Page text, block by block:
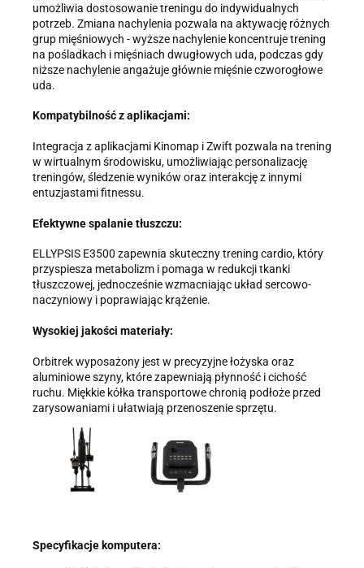
umożliwia dostosowanie treningu do indywidualnych
potrzeb. Zmiana nachylenia pozwala na aktywację różnych
grup mięśniowych - wyższe nachylenie koncentruje trening
na pośladkach i mięśniach dwugłowych uda, podczas gdy
niższe nachylenie angażuje głównie mięśnie czworogłowe
uda.
Kompatybilność z aplikacjami:
Integracja z aplikacjami Kinomap i Zwift pozwala na trening
w wirtualnym środowisku, umożliwiając personalizację
treningów, śledzenie wyników oraz interakcję z innymi
entuzjastami fitnessu.
Efektywne spalanie tłuszczu:
ELLYPSIS E3500 zapewnia skuteczny trening cardio, który
przyspiesza metabolizm i pomaga w redukcji tkanki
tłuszczowej, jednocześnie wzmacniając układ sercowo-
naczyniowy i poprawiając krążenie.
Wysokiej jakości materiały:
Orbitrek wyposażony jest w precyzyjne łożyska oraz
aluminiowe szyny, które zapewniają płynność i cichość
ruchu. Miękkie kółka transportowe chronią podłoże przed
zarysowaniami i ułatwiają przenoszenie sprzętu.
Specyfikacje komputera: